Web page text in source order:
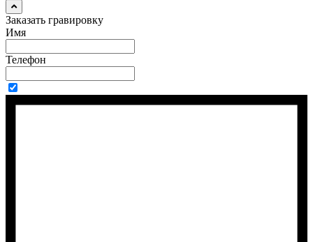
Заказать гравировку
Имя
Телефон